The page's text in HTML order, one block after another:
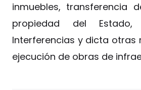
inmuebles, transferencia
propiedad del
Interferencias y dicta otras
ejecución de obras de